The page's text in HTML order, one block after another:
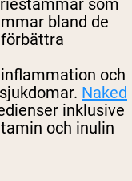
som
bland de
och
Naked
inklusive
och inulin